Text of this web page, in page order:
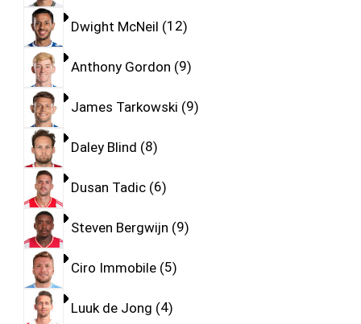
Dwight McNeil 12
Anthony Gordon 9
James Tarkowski 9
Daley Blind 8
Dusan Tadic 6
Steven Bergwijn 9
Ciro Immobile 5
Luuk de Jong 4